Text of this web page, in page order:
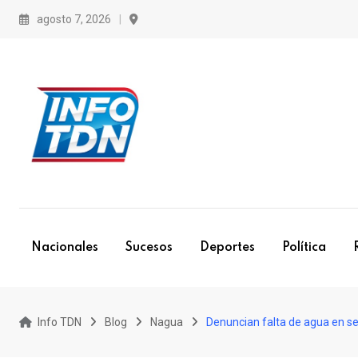
agosto 7, 2026
Nacionales Sucesos Deportes Política
Info TDN Blog Nagua Denuncian falta de agua en